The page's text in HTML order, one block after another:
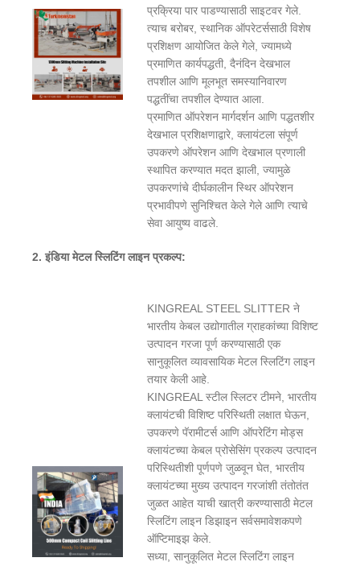
प्रक्रिया पार पाडण्यासाठी साइटवर गेले.
त्याच बरोबर, स्थानिक ऑपरेटर्ससाठी विशेष
प्रशिक्षण आयोजित केले गेले, ज्यामध्ये
प्रमाणित कार्यपद्धती, दैनंदिन देखभाल
तपशील आणि मूलभूत समस्यानिवारण
पद्धतींचा तपशील देण्यात आला.
प्रमाणित ऑपरेशन मार्गदर्शन आणि पद्धतशीर
देखभाल प्रशिक्षणाद्वारे, क्लायंटला संपूर्ण
उपकरणे ऑपरेशन आणि देखभाल प्रणाली
स्थापित करण्यात मदत झाली, ज्यामुळे
उपकरणांचे दीर्घकालीन स्थिर ऑपरेशन
प्रभावीपणे सुनिश्चित केले गेले आणि त्याचे
सेवा आयुष्य वाढले.
2. इंडिया मेटल स्लिटिंग लाइन प्रकल्प:
KINGREAL STEEL SLITTER ने
भारतीय केबल उद्योगातील ग्राहकांच्या विशिष्ट
उत्पादन गरजा पूर्ण करण्यासाठी एक
सानुकूलित व्यावसायिक मेटल स्लिटिंग लाइन
तयार केली आहे.
KINGREAL स्टील स्लिटर टीमने, भारतीय
क्लायंटची विशिष्ट परिस्थिती लक्षात घेऊन,
उपकरणे पॅरामीटर्स आणि ऑपरेटिंग मोड्स
क्लायंटच्या केबल प्रोसेसिंग प्रकल्प उत्पादन
परिस्थितीशी पूर्णपणे जुळवून घेत, भारतीय
क्लायंटच्या मुख्य उत्पादन गरजांशी तंतोतंत
जुळत आहेत याची खात्री करण्यासाठी मेटल
स्लिटिंग लाइन डिझाइन सर्वसमावेशकपणे
ऑप्टिमाइझ केले.
सध्या, सानुकूलित मेटल स्लिटिंग लाइन